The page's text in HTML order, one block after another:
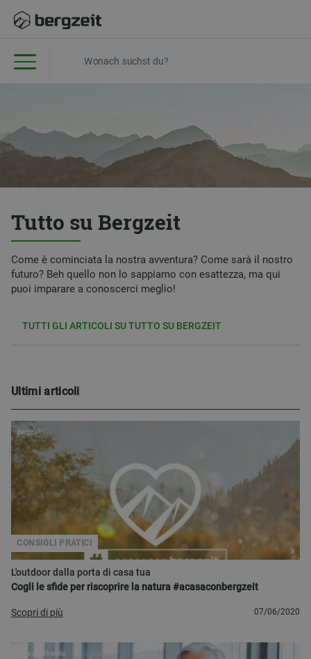
Tutto su Bergzeit
Come è cominciata la nostra avventura? Come sarà il nostro
futuro? Beh quello non lo sappiamo con esattezza, ma qui
puoi imparare a conoscerci meglio!
TUTTI GLI ARTICOLI SU TUTTO SU BERGZEIT
Ultimi articoli
L'outdoor dalla porta di casa tua
Cogli le sfide per riscoprire la natura #acasaconbergzeit
CONSIGLI PRATICI
Bergzeit
Scopri di più 07/06/2020
Gruppo Oberalp